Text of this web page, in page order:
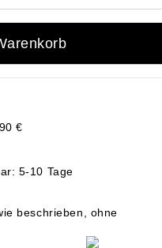
€
5-10 Tage
beschrieben, ohne